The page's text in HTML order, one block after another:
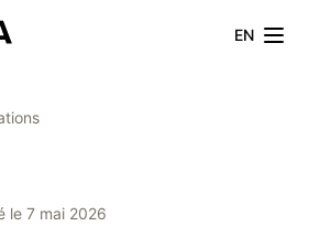
EN
le 7 mai 2026